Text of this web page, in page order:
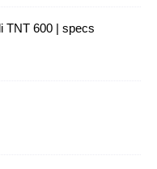
TNT 600 | specs